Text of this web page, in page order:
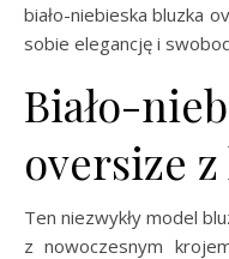
biało-niebieska bluzka
sobie elegancję i
Biało-
oversize
Ten niezwykły model
z nowoczesnym